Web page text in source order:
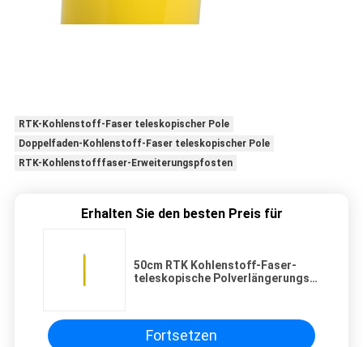
RTK-Kohlenstoff-Faser teleskopischer Pole
Doppelfaden-Kohlenstoff-Faser teleskopischer Pole
RTK-Kohlenstofffaser-Erweiterungspfosten
Erhalten Sie den besten Preis für
50cm RTK Kohlenstoff-Faser-
teleskopische Polverlängerungs-
Fortsetzen